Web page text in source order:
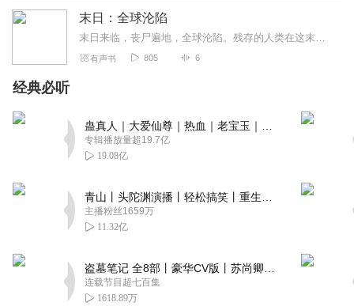
末日：全球沦陷
末日来临，丧尸遍地，全球沦陷。残存的人类在这末世之中挣扎求生。无时无刻都要面临丧尸，怪物的侵袭，甚至，同类间的弱肉强食，自相残杀。人性，在这末世之中被体现的淋漓...
有声书 805 6
经典必听
专辑播放量超19.7亿
19.08亿
主播粉丝1659万
11.32亿
连载节目超七百集
1618.89万